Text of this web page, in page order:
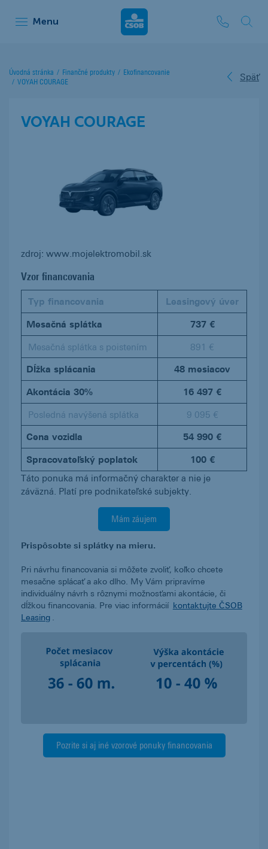
Menu ČSOB Leasing
Úvodná stránka Finančné produkty
Ekofinancovanie
VOYAH COURAGE
Späť
VOYAH COURAGE
zdroj: www.mojelektromobil.sk
Vzor financovania
Typ financovania
Leasingový úver
Mesačná splátka
737 €
Mesačná splátka s poistením 891 €
Dĺžka splácania
48 mesiacov
Akontácia 30%
16 497 €
Posledná navýšená splátka 9 095 €
Cena vozidla
54 990 €
Spracovateľský poplatok
100 €
Táto ponuka má informačný charakter a nie je
záväzná. Platí pre podnikateľské subjekty.
Mám záujem
Prispôsobte si splátky na mieru.
Pri návrhu financovania si môžete zvoliť, koľko chcete
mesačne splácať a ako dlho. My Vám pripravíme
individuálny návrh s rôznymi možnosťami akontácie, či
dĺžkou financovania. Pre viac informácií kontaktujte ČSOB
Leasing
Pozrite si aj iné vzorové ponuky financovania